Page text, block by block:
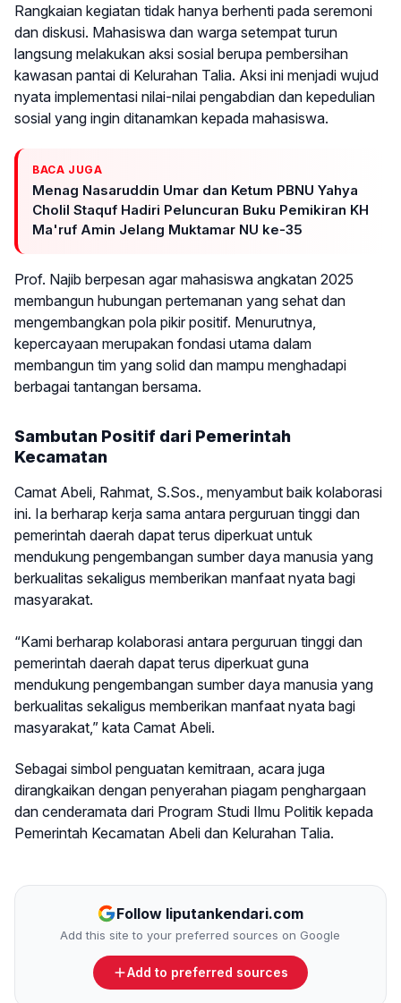
Rangkaian kegiatan tidak hanya berhenti pada seremoni
dan diskusi. Mahasiswa dan warga setempat turun
langsung melakukan aksi sosial berupa pembersihan
kawasan pantai di Kelurahan Talia. Aksi ini menjadi wujud
nyata implementasi nilai-nilai pengabdian dan kepedulian
sosial yang ingin ditanamkan kepada mahasiswa.
BACA JUGA
Menag Nasaruddin Umar dan Ketum PBNU Yahya
Cholil Staquf Hadiri Peluncuran Buku Pemikiran KH
Ma'ruf Amin Jelang Muktamar NU ke-35
Prof. Najib berpesan agar mahasiswa angkatan 2025
membangun hubungan pertemanan yang sehat dan
mengembangkan pola pikir positif. Menurutnya,
kepercayaan merupakan fondasi utama dalam
membangun tim yang solid dan mampu menghadapi
berbagai tantangan bersama.
Sambutan Positif dari Pemerintah
Kecamatan
Camat Abeli, Rahmat, S.Sos., menyambut baik kolaborasi
ini. Ia berharap kerja sama antara perguruan tinggi dan
pemerintah daerah dapat terus diperkuat untuk
mendukung pengembangan sumber daya manusia yang
berkualitas sekaligus memberikan manfaat nyata bagi
masyarakat.
“Kami berharap kolaborasi antara perguruan tinggi dan
pemerintah daerah dapat terus diperkuat guna
mendukung pengembangan sumber daya manusia yang
berkualitas sekaligus memberikan manfaat nyata bagi
masyarakat,” kata Camat Abeli.
Sebagai simbol penguatan kemitraan, acara juga
dirangkaikan dengan penyerahan piagam penghargaan
dan cenderamata dari Program Studi Ilmu Politik kepada
Pemerintah Kecamatan Abeli dan Kelurahan Talia.
Follow liputankendari.com
Add this site to your preferred sources on Google
Add to preferred sources